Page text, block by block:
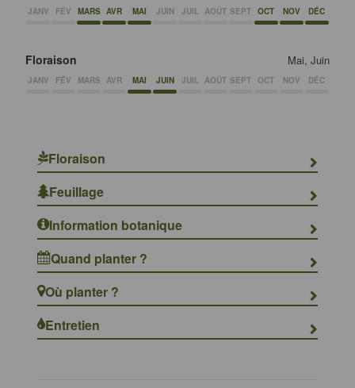
JANV FÉV MARS AVR MAI JUIN JUIL AOÛT SEPT OCT NOV DÉC
Floraison Mai, Juin
JANV FÉV MARS AVR MAI JUIN JUIL AOÛT SEPT OCT NOV DÉC
Floraison
Feuillage
Information botanique
Quand planter ?
Où planter ?
Entretien